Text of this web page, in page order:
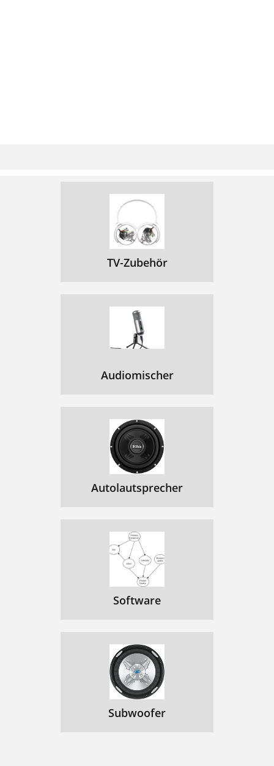
TV-Zubehör
Audiomischer
Autolautsprecher
Software
Subwoofer